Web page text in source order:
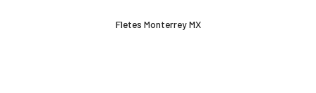
Fletes Monterrey MX